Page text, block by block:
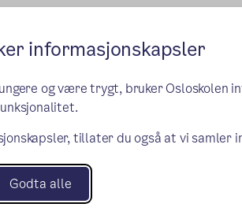
informasjonskapsler
og være trygt, bruker Osloskolen
tillater du også at vi samler
Godta alle